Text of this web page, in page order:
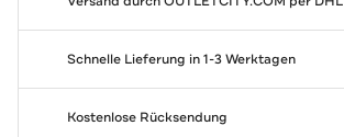
Schnelle Lieferung in 1-3 Werktagen
Kostenlose Rücksendung